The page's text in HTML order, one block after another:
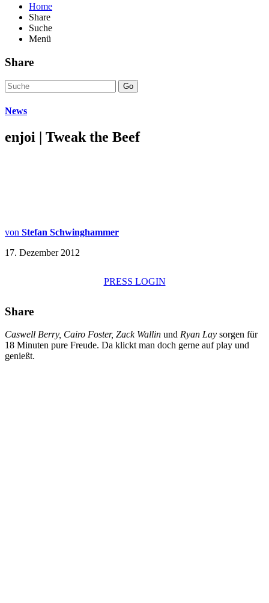
Home
Share
Suche
Menü
Share
Go
News
enjoi | Tweak the Beef
von Stefan Schwinghammer
17. Dezember 2012
PRESS LOGIN
Share
Caswell Berry, Cairo Foster, Zack Wallin und Ryan Lay sorgen für
18 Minuten pure Freude. Da klickt man doch gerne auf play und
genießt.